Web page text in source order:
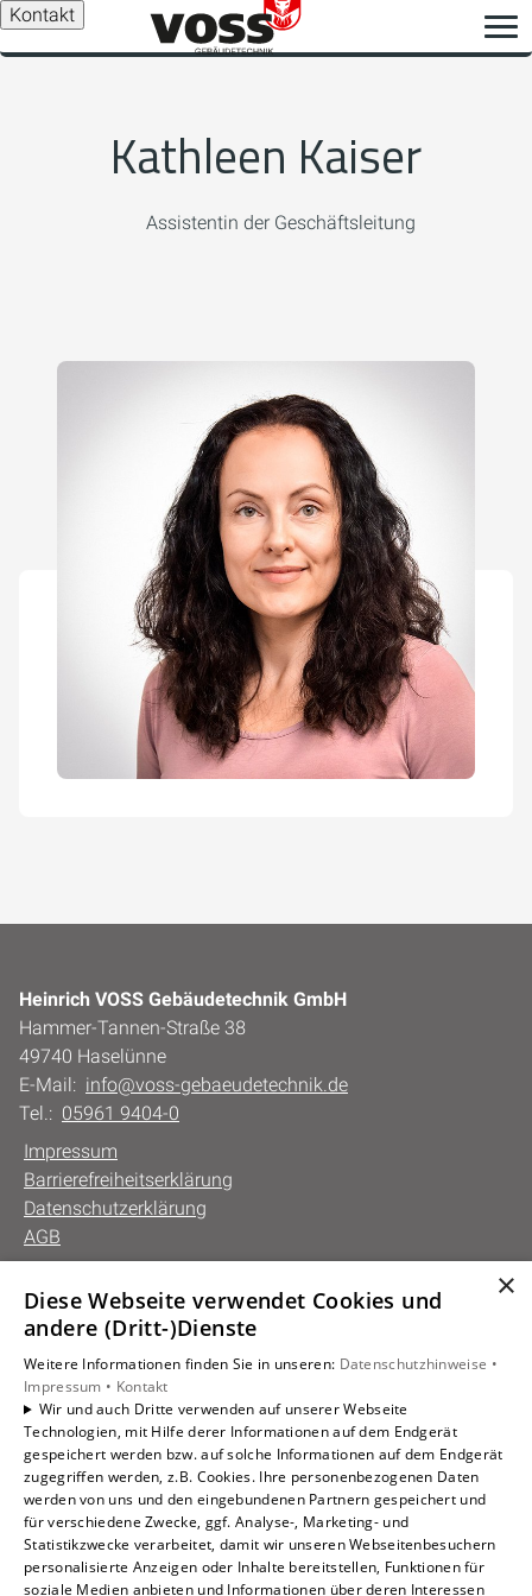
Kontakt
Kathleen Kaiser
Assistentin der Geschäftsleitung
Heinrich VOSS Gebäudetechnik GmbH
Hammer-Tannen-Straße 38
49740 Haselünne
E-Mail: info@voss-gebaeudetechnik.de
Tel.: 05961 9404-0
Impressum
Barrierefreiheitserklärung
Datenschutzerklärung
AGB
Unsere Bereiche
Gewerbekunden
Karriere
Unternehmen
Kontakt
×
Diese Webseite verwendet Cookies und
andere (Dritt-)Dienste
Weitere Informationen finden Sie in unseren: Datenschutzhinweise •
Impressum • Kontakt
Wir und auch Dritte verwenden auf unserer Webseite
Technologien, mit Hilfe derer Informationen auf dem Endgerät
gespeichert werden bzw. auf solche Informationen auf dem Endgerät
zugegriffen werden, z.B. Cookies. Ihre personenbezogenen Daten
werden von uns und den eingebundenen Partnern gespeichert und
für verschiedene Zwecke, ggf. Analyse-, Marketing- und
Statistikzwecke verarbeitet, damit wir unseren Webseitenbesuchern
personalisierte Anzeigen oder Inhalte bereitstellen, Funktionen für
soziale Medien anbieten und Informationen über deren Interessen